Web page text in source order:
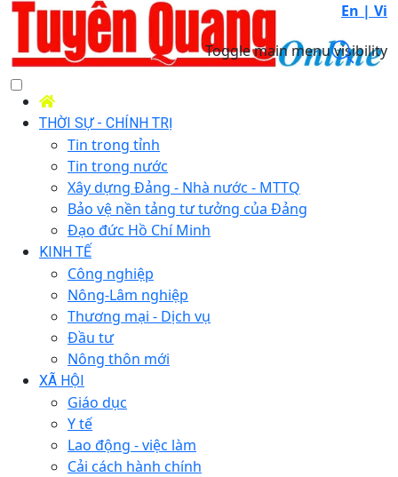
En | Vi
Toggle main menu visibility
THỜI SỰ - CHÍNH TRỊ
Tin trong tỉnh
Tin trong nước
Xây dựng Đảng - Nhà nước - MTTQ
Bảo vệ nền tảng tư tưởng của Đảng
Đạo đức Hồ Chí Minh
KINH TẾ
Công nghiệp
Nông-Lâm nghiệp
Thương mại - Dịch vụ
Đầu tư
Nông thôn mới
XÃ HỘI
Giáo dục
Y tế
Lao động - việc làm
Cải cách hành chính